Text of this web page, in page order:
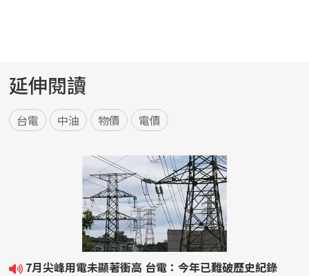
延伸閱讀
台電 中油 物價 電價
7月尖峰用電未顯著衝高 台電：今年已難破歷史紀錄